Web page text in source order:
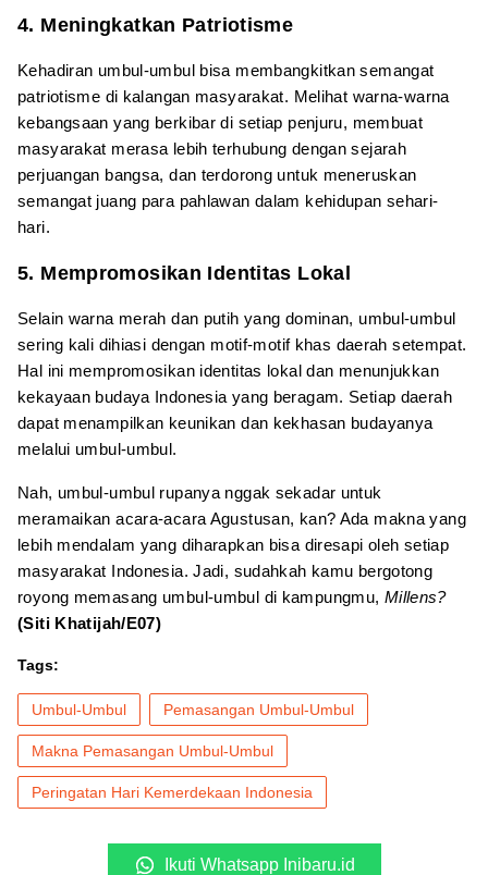
4. Meningkatkan Patriotisme
Kehadiran umbul-umbul bisa membangkitkan semangat
patriotisme di kalangan masyarakat. Melihat warna-warna
kebangsaan yang berkibar di setiap penjuru, membuat
masyarakat merasa lebih terhubung dengan sejarah
perjuangan bangsa, dan terdorong untuk meneruskan
semangat juang para pahlawan dalam kehidupan sehari-
hari.
5. Mempromosikan Identitas Lokal
Selain warna merah dan putih yang dominan, umbul-umbul
sering kali dihiasi dengan motif-motif khas daerah setempat.
Hal ini mempromosikan identitas lokal dan menunjukkan
kekayaan budaya Indonesia yang beragam. Setiap daerah
dapat menampilkan keunikan dan kekhasan budayanya
melalui umbul-umbul.
Nah, umbul-umbul rupanya nggak sekadar untuk
meramaikan acara-acara Agustusan, kan? Ada makna yang
lebih mendalam yang diharapkan bisa diresapi oleh setiap
masyarakat Indonesia. Jadi, sudahkah kamu bergotong
royong memasang umbul-umbul di kampungmu, Millens?
(Siti Khatijah/E07)
Tags:
Umbul-Umbul Pemasangan Umbul-Umbul
Makna Pemasangan Umbul-Umbul
Peringatan Hari Kemerdekaan Indonesia
Ikuti Whatsapp Inibaru.id